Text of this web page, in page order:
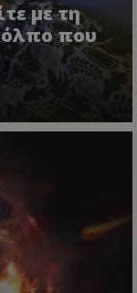
με τη
που